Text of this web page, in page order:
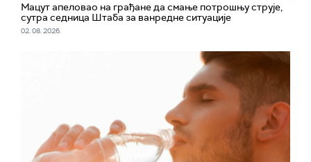
Мацут апеловао на грађане да смање потрошњу струје,
сутра седница Штаба за ванредне ситуације
02. 08. 2026.